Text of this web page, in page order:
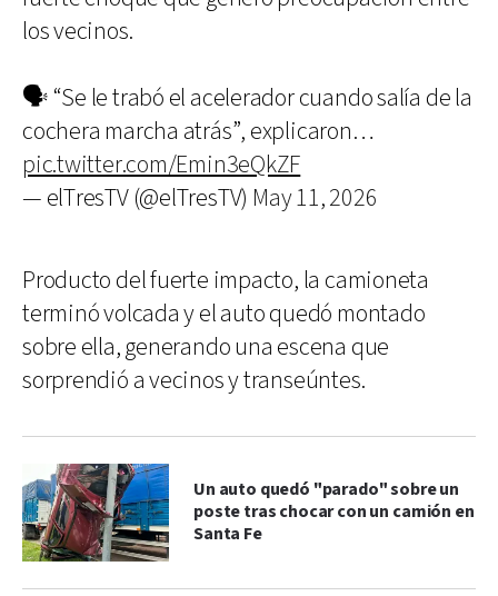
los vecinos.
🗣️ “Se le trabó el acelerador cuando salía de la
cochera marcha atrás”, explicaron…
pic.twitter.com/Emin3eQkZF
— elTresTV (@elTresTV) May 11, 2026
Producto del fuerte impacto, la camioneta
terminó volcada y el auto quedó montado
sobre ella, generando una escena que
sorprendió a vecinos y transeúntes.
Un auto quedó "parado" sobre un
poste tras chocar con un camión en
Santa Fe